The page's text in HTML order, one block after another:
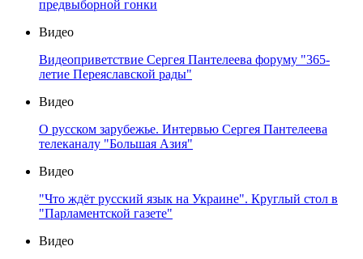
предвыборной гонки
Видео
Видеоприветствие Сергея Пантелеева форуму "365-
летие Переяславской рады"
Видео
О русском зарубежье. Интервью Сергея Пантелеева
телеканалу "Большая Азия"
Видео
"Что ждёт русский язык на Украине". Круглый стол в
"Парламентской газете"
Видео